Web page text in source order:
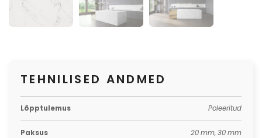
TEHNILISED ANDMED
Lõpptulemus Poleeritud
Paksus 20 mm, 30 mm